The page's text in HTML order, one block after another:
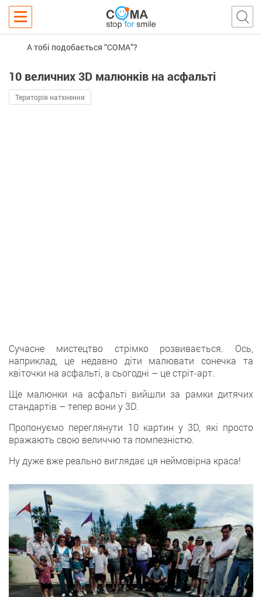
А тобі подобається “COMA”?
10 величних 3D малюнків на асфальті
Територія натхнення
Сучасне мистецтво стрімко розвивається. Ось,
наприклад, це недавно діти малювати сонечка та
квіточки на асфальті, а сьогодні – це стріт-арт.
Ще малюнки на асфальті вийшли за рамки дитячих
стандартів – тепер вони у 3D.
Пропонуємо переглянути 10 картин у 3D, які просто
вражають свою величчю та помпезністю.
Ну дуже вже реально виглядає ця неймовірна краса!